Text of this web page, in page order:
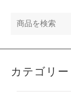
カテゴリー